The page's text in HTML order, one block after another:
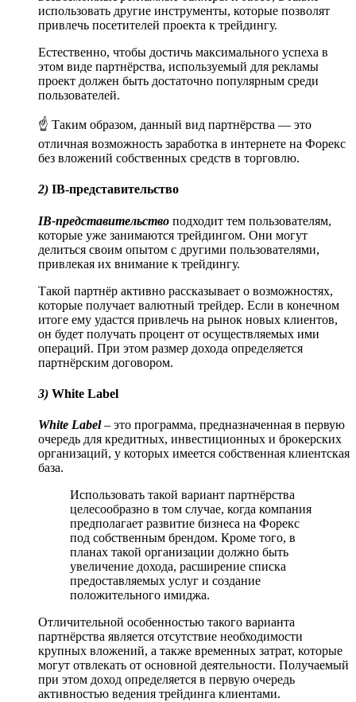
использовать другие инструменты, которые позволят
привлечь посетителей проекта к трейдингу.
Естественно, чтобы достичь максимального успеха в
этом виде партнёрства, используемый для рекламы
проект должен быть достаточно популярным среди
пользователей.
☝ Таким образом, данный вид партнёрства — это
отличная возможность заработка в интернете на Форекс
без вложений собственных средств в торговлю.
2) IB-представительство
IB-представительство подходит тем пользователям,
которые уже занимаются трейдингом. Они могут
делиться своим опытом с другими пользователями,
привлекая их внимание к трейдингу.
Такой партнёр активно рассказывает о возможностях,
которые получает валютный трейдер. Если в конечном
итоге ему удастся привлечь на рынок новых клиентов,
он будет получать процент от осуществляемых ими
операций. При этом размер дохода определяется
партнёрским договором.
3) White Label
White Label– это программа, предназначенная в первую
очередь для кредитных, инвестиционных и брокерских
организаций, у которых имеется собственная клиентская
база.
Использовать такой вариант партнёрства
целесообразно в том случае, когда компания
предполагает развитие бизнеса на Форекс
под собственным брендом. Кроме того, в
планах такой организации должно быть
увеличение дохода, расширение списка
предоставляемых услуг и создание
положительного имиджа.
Отличительной особенностью такого варианта
партнёрства является отсутствие необходимости
крупных вложений, а также временных затрат, которые
могут отвлекать от основной деятельности. Получаемый
при этом доход определяется в первую очередь
активностью ведения трейдинга клиентами.